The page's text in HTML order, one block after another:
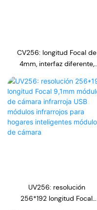
CV256: longitud Focal de
4mm, interfaz diferente,
módulo de cámara,
cámaras termográficas
UV256: resolución
256*192 longitud Focal